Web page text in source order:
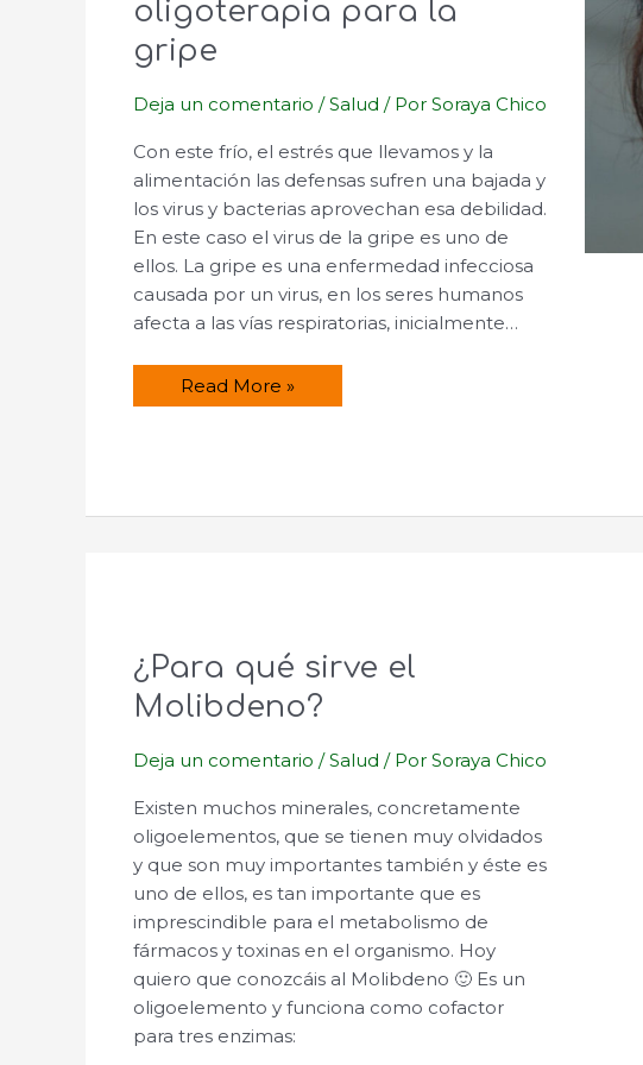
oligoterapia para la
gripe
Deja un comentario /Salud / PorSoraya Chico
Con este frío, el estrés que llevamos y la
alimentación las defensas sufren una bajada y
los virus y bacterias aprovechan esa debilidad.
En este caso el virus de la gripe es uno de
ellos. La gripe es una enfermedad infecciosa
causada por un virus, en los seres humanos
afecta a las vías respiratorias, inicialmente…
Tratamiento
de
Read More »
¿Para qué sirve el
Molibdeno?
Deja un comentario /Salud / PorSoraya Chico
Existen muchos minerales, concretamente
oligoelementos, que se tienen muy olvidados
y que son muy importantes también y éste es
uno de ellos, es tan importante que es
imprescindible para el metabolismo de
fármacos y toxinas en el organismo. Hoy
quiero que conozcáis al Molibdeno 🙂 Es un
oligoelemento y funciona como cofactor
para tres enzimas: